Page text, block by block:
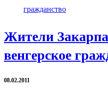
Жители
венгерское
08.02.2011